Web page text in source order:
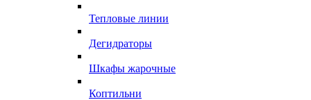
Тепловые линии
Дегидраторы
Шкафы жарочные
Коптильни